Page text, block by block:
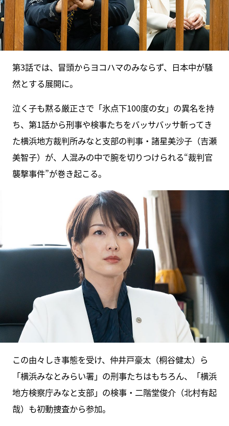
第3話では、冒頭からヨコハマのみならず、日本中が騒
然とする展開に。
泣く子も黙る厳正さで「氷点下100度の女」の異名を持
ち、第1話から刑事や検事たちをバッサバッサ斬ってき
た横浜地方裁判所みなと支部の判事・諸星美沙子（吉瀬
美智子）が、人混みの中で腕を切りつけられる“裁判官
襲撃事件”が巻き起こる。
この由々しき事態を受け、仲井戸豪太（桐谷健太）ら
「横浜みなとみらい署」の刑事たちはもちろん、「横浜
地方検察庁みなと支部」の検事・二階堂俊介（北村有起
哉）も初動捜査から参加。